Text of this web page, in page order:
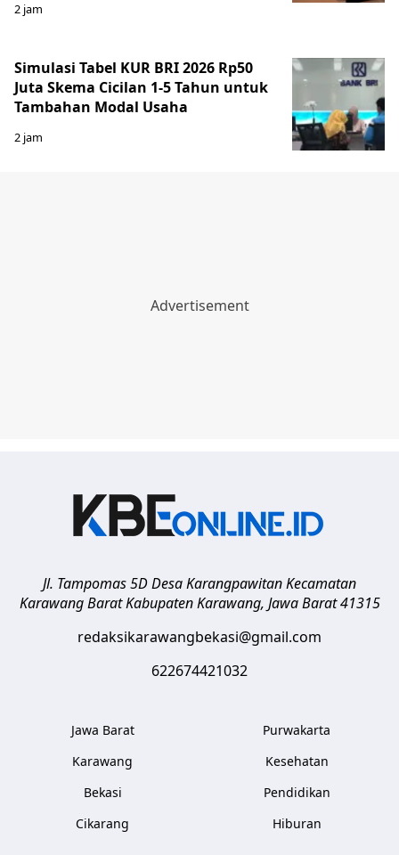
2 jam
Simulasi Tabel KUR BRI 2026 Rp50
Juta Skema Cicilan 1-5 Tahun untuk
Tambahan Modal Usaha
2 jam
Jl. Tampomas 5D Desa Karangpawitan Kecamatan
Karawang Barat Kabupaten Karawang, Jawa Barat 41315
redaksikarawangbekasi@gmail.com
622674421032
Jawa Barat
Karawang
Bekasi
Cikarang
Purwakarta
Kesehatan
Pendidikan
Hiburan